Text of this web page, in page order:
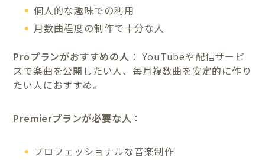
個人的な趣味での利用
月数曲程度の制作で十分な人
Proプランがおすすめの人 ： YouTubeや配信サービ
スで楽曲を公開したい人、毎月複数曲を安定的に作り
たい人におすすめ。
Premierプランが必要な人 ：
プロフェッショナルな音楽制作